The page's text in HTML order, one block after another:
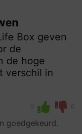
Box geven
de
de hoge
verschil in
0 0
goedgekeurd.